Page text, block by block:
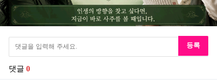
등록
댓글 0